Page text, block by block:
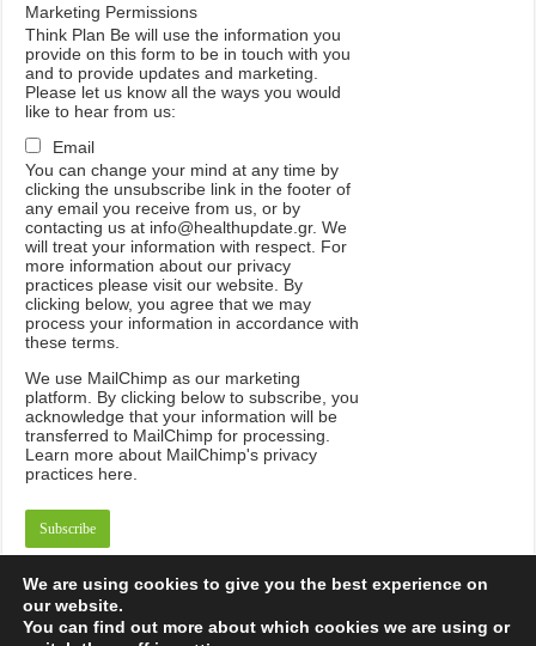
Marketing Permissions
Think Plan Be will use the information you
provide on this form to be in touch with you
and to provide updates and marketing.
Please let us know all the ways you would
like to hear from us:
Email
You can change your mind at any time by
clicking the unsubscribe link in the footer of
any email you receive from us, or by
contacting us at info@healthupdate.gr. We
will treat your information with respect. For
more information about our privacy
practices please visit our website. By
clicking below, you agree that we may
process your information in accordance with
these terms.
We use MailChimp as our marketing
platform
By clicking below to subscribe ,you
acknowledge that your information will be
transferred to MailChimp for processing
Learn more about MailChimp's privacy
practices here
We are using cookies to give you the best experience on
our website.
You can find out more about which cookies we are using or